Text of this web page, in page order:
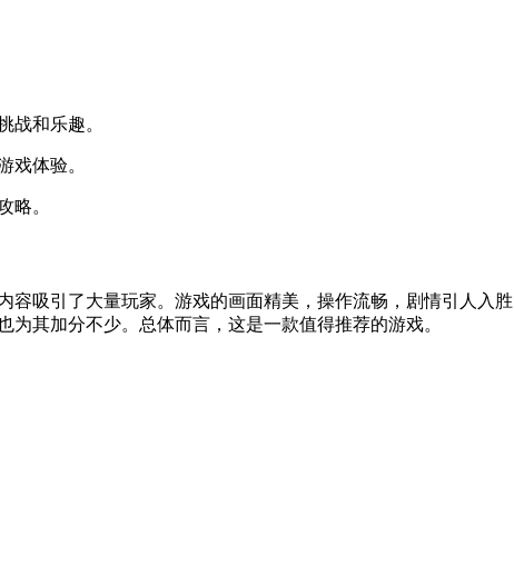
战和乐趣。
戏体验。
略。
容吸引了大量玩家。游戏的画面精美，操作流畅，剧情引人入
其加分不少。总体而言，这是一款值得推荐的游戏。